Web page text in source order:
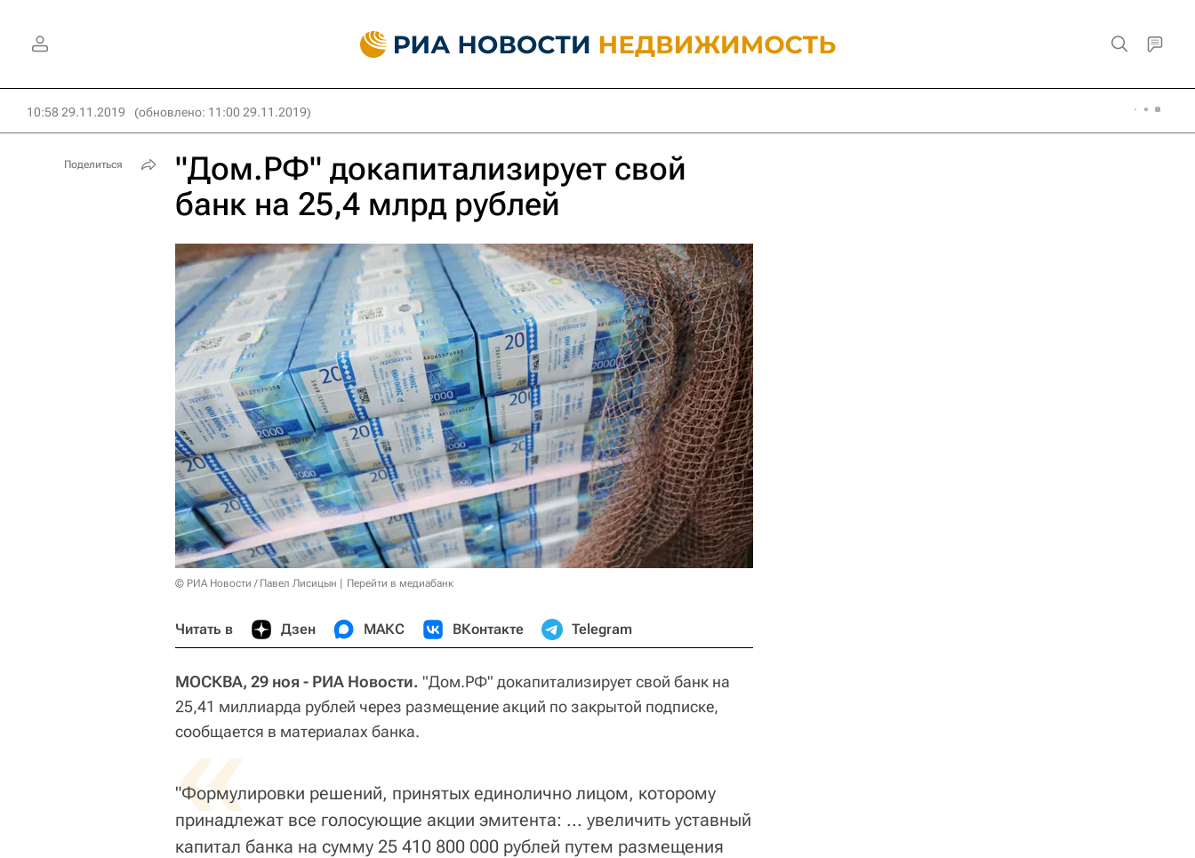
10:58 29.11.2019 (обновлено: 11:00 29.11.2019)
"Дом.РФ" докапитализирует свой
банк на 25,4 млрд рублей
© РИА Новости / Павел Лисицын Перейти в медиабанк
Читать в Дзен МАКС ВКонтакте Telegram
МОСКВА, 29 ноя - РИА Новости. "Дом.РФ" докапитализирует свой банк на
25,41 миллиарда рублей через размещение акций по закрытой подписке,
сообщается в материалах банка.
«
"Формулировки решений, принятых единолично лицом, которому
принадлежат все голосующие акции эмитента: ... увеличить уставный
капитал банка на сумму 25 410 800 000 рублей путем размещения
Поделиться